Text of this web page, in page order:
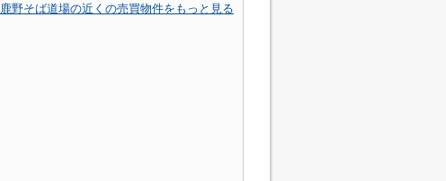
鹿野そば道場の近くの売買物件をもっと見る